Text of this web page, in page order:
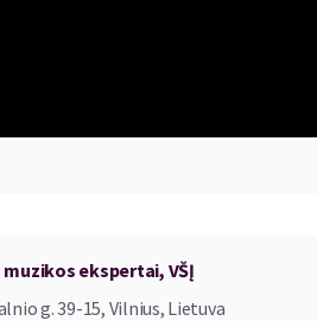
muzikos ekspertai, VŠĮ
g. 39-15, Vilnius, Lietuva